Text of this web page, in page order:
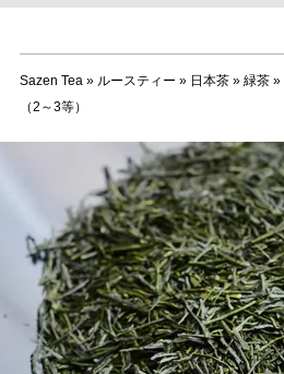
Sazen Tea» ルースティー » 日本茶» 緑茶»
（2～3等）